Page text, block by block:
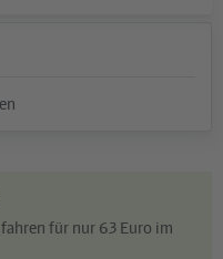
für nur 63 Euro im